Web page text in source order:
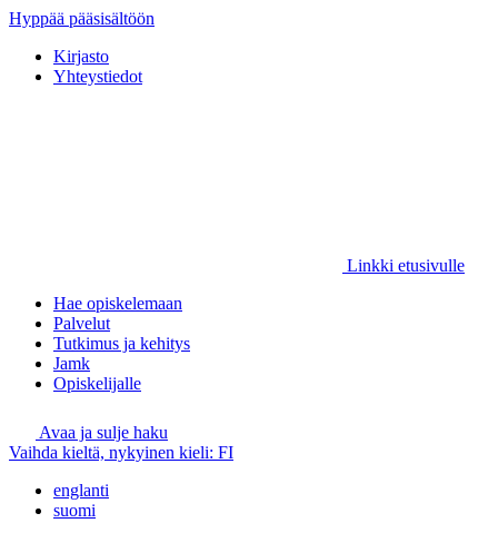
Hyppää pääsisältöön
Kirjasto
Yhteystiedot
Linkki etusivulle
Hae opiskelemaan
Palvelut
Tutkimus ja kehitys
Jamk
Opiskelijalle
Avaa ja sulje haku
Vaihda kieltä, nykyinen kieli: FI
englanti
suomi